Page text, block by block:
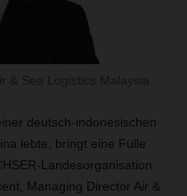
deutsch-indonesischen
lebte, bringt eine Fülle
Landesorganisation
Managing Director Air &